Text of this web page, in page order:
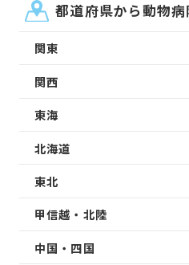
都道府県から動物
関東
関西
東海
北海道
東北
甲信越・北陸
中国・四国